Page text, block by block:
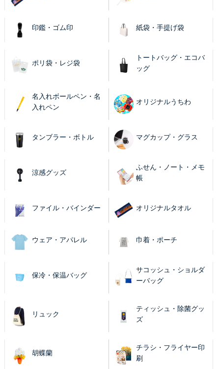
印鑑・ゴム印 紙袋・手提げ袋
ポリ袋・レジ袋
トートバッグ・エコバ
ッグ
名入れボールペン・名
入れペン
オリジナルうちわ
タンブラー・ボトル マグカップ・グラス
涼感グッズ
ふせん・ノート・メモ
帳
ファイル・バインダー オリジナルタオル
ウェア・アパレル 巾着・ポーチ
保冷・保温バッグ
サコッシュ・ショルダ
ーバッグ
リュック
ティッシュ・除菌グッ
ズ
胡蝶蘭
チラシ・フライヤー印
刷